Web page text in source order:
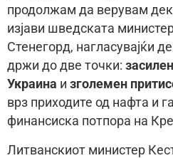
продолжам да верувам
изјави шведската
Стенегорд, нагласувајќи
држи до две точки:
Украина и зголемен
врз приходите од нафта и
финансиска потпора на
Литванскиот министер